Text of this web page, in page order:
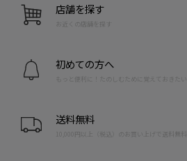
店舗を探す
お近くの店舗を探す
初めての方へ
もっと便利に！たのしむために覚えておきたい
送料無料
10,000円以上（税込）のお買い上げで送料無料